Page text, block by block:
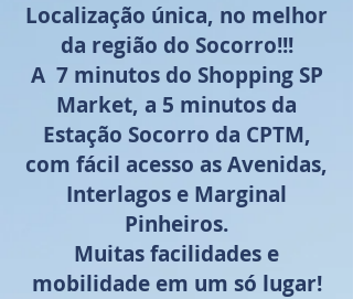
Localização única, no melhor
da região do Socorro!!!
A 7 minutos do Shopping SP
Market, a 5 minutos da
Estação Socorro da CPTM,
com fácil acesso as Avenidas,
Interlagos e Marginal
Pinheiros.
Muitas facilidades e
mobilidade em um só lugar!